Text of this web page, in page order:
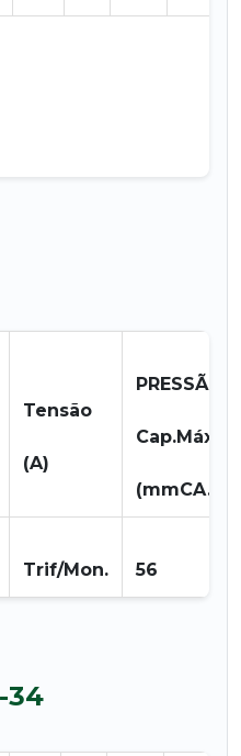
Tensão
(A)
PRESSÃO
Cap.Máx.
(mmCA.)
Trif/Mon. 56
34